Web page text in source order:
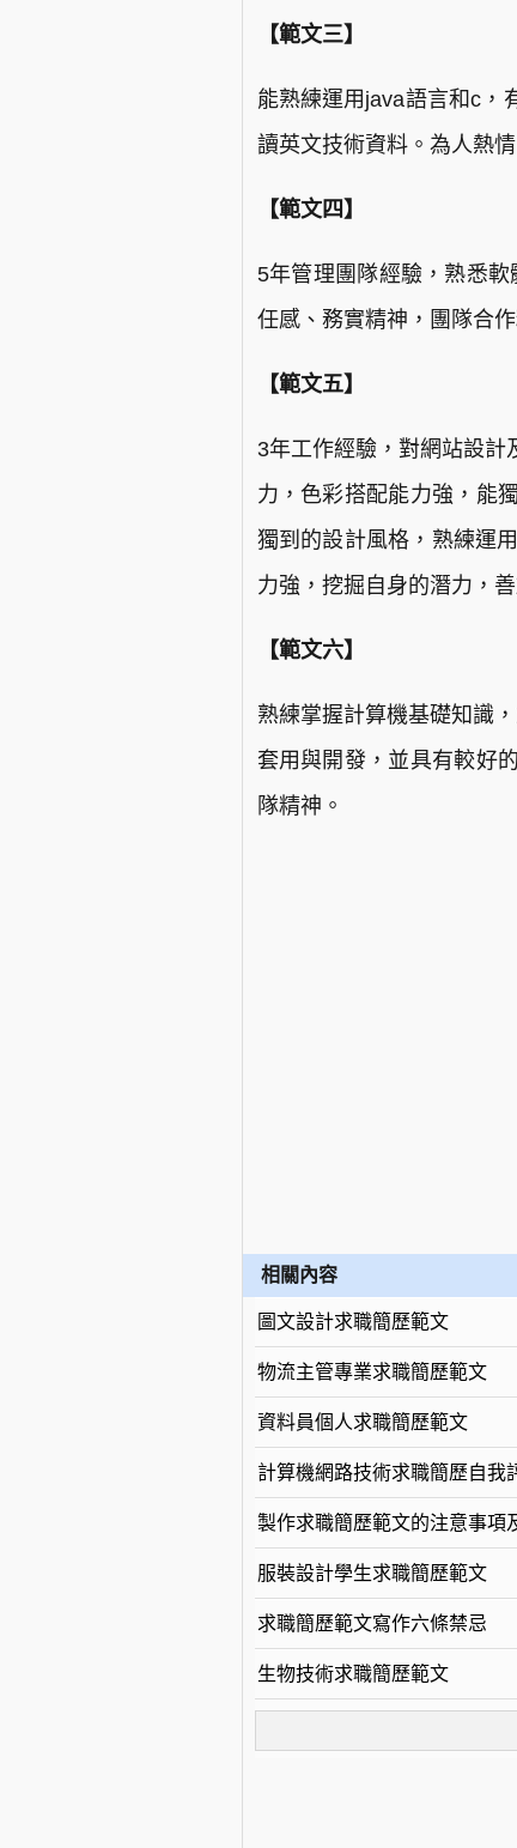
【範文三】
能熟練運用java語言和c，
讀英文技術資料。為人熱
【範文四】
5年管理團隊經驗，熟悉
任感、務實精神，團隊合
【範文五】
3年工作經驗，對網站設
力，色彩搭配能力強，能
獨到的設計風格，熟練運
力強，挖掘自身的潛力，
【範文六】
熟練掌握計算機基礎知識
套用與開發，並具有較好
隊精神。
相關內容
圖文設計求職簡歷範文
物流主管專業求職簡歷範文
資料員個人求職簡歷範文
計算機網路技術求職簡歷自我
製作求職簡歷範文的注意事項
服裝設計學生求職簡歷範文
求職簡歷範文寫作六條禁忌
生物技術求職簡歷範文